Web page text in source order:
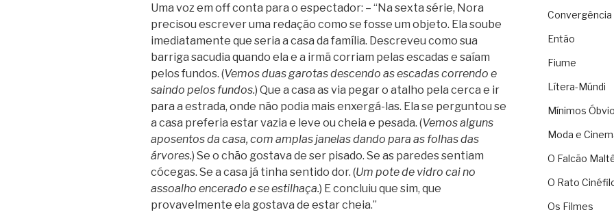
Uma voz em off conta para o espectador: – “Na sexta série, Nora
precisou escrever uma redação como se fosse um objeto. Ela soube
imediatamente que seria a casa da família. Descreveu como sua
barriga sacudia quando ela e a irmã corriam pelas escadas e saíam
pelos fundos. (Vemos duas garotas descendo as escadas correndo e
saindo pelos fundos.) Que a casa as via pegar o atalho pela cerca e ir
para a estrada, onde não podia mais enxergá-las. Ela se perguntou se
a casa preferia estar vazia e leve ou cheia e pesada. (Vemos alguns
aposentos da casa, com amplas janelas dando para as folhas das
árvores.) Se o chão gostava de ser pisado. Se as paredes sentiam
cócegas. Se a casa já tinha sentido dor. (Um pote de vidro cai no
assoalho encerado e se estilhaça.) E concluiu que sim, que
provavelmente ela gostava de estar cheia.”
Convergência
Então
Fiume
Lítera-Múndi
Mínimos
Moda e
O Falcão
O Rato
Os Filmes